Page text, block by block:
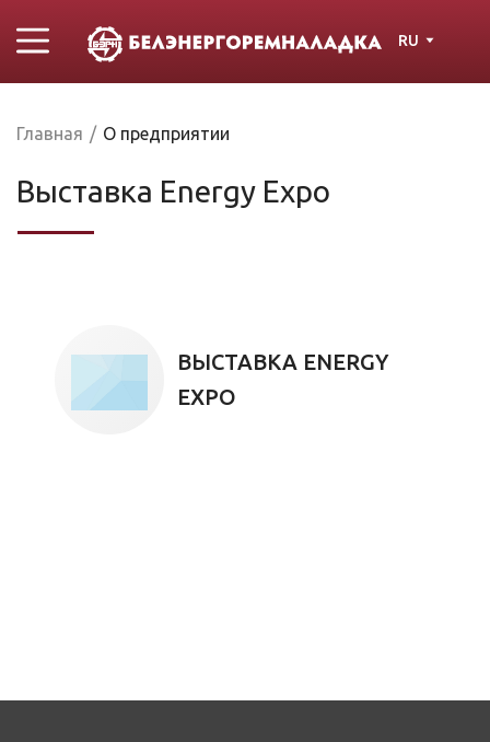
RU
Главная / О предприятии
Выставка Energy Expo
ВЫСТАВКА ENERGY
EXPO